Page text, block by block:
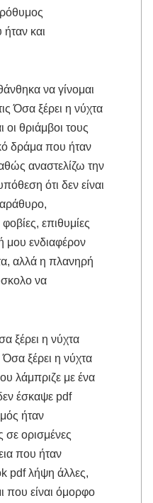
και
να γίνομαι
Όσα ξέρει η νύχτα
θριάμβοι τους
δράμα που ήταν
αναστελίζω την
ότι δεν είναι
επιθυμίες
μου ενδιαφέρον
αλλά η πλανηρή
να
ξέρει η νύχτα
ξέρει η νύχτα
λάμπριζε με ένα
έσκαψε pdf
ήταν
σε ορισμένες
που ήταν
pdf λήψη άλλες,
που είναι όμορφο